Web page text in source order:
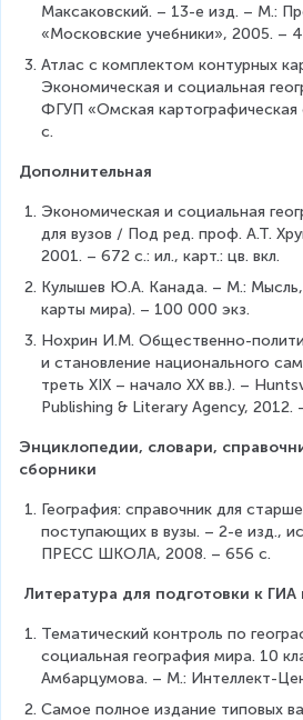
Максаковский. – 13-е изд. – М.:
«Московские учебники», 2005. –
Атлас с комплектом контурных
Экономическая и социальная
ФГУП «Омская
с.
Дополнительная
Экономическая и социальная
для вузов / Под ред. проф. А.Т.
2001. – 672 с.: ил., карт.: цв. вкл.
Кулышев Ю.А. Канада. – М.:
карты мира). – 100 000 экз.
Нохрин И.М. Общественно-
и становление национального
треть XIX – начало XX вв.). –
Publishing & Literary Agency, 2012.
Энциклопедии, словари,
сборники
География: справочник для
поступающих в вузы. – 2-е изд.,
ПРЕСС ШКОЛА, 2008. – 656 с.
Литература для подготовки к ГИА
Тематический контроль по
социальная география мира. 10
Амбарцумова. – М.: Интеллект-
Самое полное издание типовых